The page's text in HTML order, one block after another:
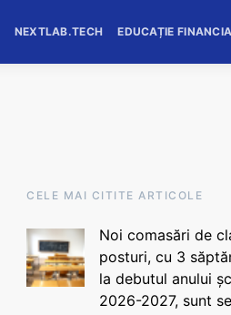
NEXTLAB.TECH EDUCAȚIE
CELE MAI CITITE ARTICOLE
Noi comasări de
posturi, cu 3
la debutul anului
2026-2027, sunt